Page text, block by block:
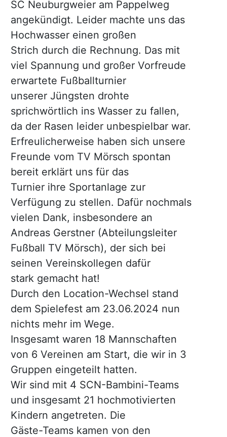
SC Neuburgweier am Pappelweg
angekündigt. Leider machte uns das
Hochwasser einen großen
Strich durch die Rechnung. Das mit
viel Spannung und großer Vorfreude
erwartete Fußballturnier
unserer Jüngsten drohte
sprichwörtlich ins Wasser zu fallen,
da der Rasen leider unbespielbar war.
Erfreulicherweise haben sich unsere
Freunde vom TV Mörsch spontan
bereit erklärt uns für das
Turnier ihre Sportanlage zur
Verfügung zu stellen. Dafür nochmals
vielen Dank, insbesondere an
Andreas Gerstner (Abteilungsleiter
Fußball TV Mörsch), der sich bei
seinen Vereinskollegen dafür
stark gemacht hat!
Durch den Location-Wechsel stand
dem Spielefest am 23.06.2024 nun
nichts mehr im Wege.
Insgesamt waren 18 Mannschaften
von 6 Vereinen am Start, die wir in 3
Gruppen eingeteilt hatten.
Wir sind mit 4 SCN-Bambini-Teams
und insgesamt 21 hochmotivierten
Kindern angetreten. Die
Gäste-Teams kamen von den